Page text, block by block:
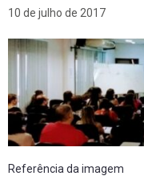
10 de julho de 2017
Referência da imagem